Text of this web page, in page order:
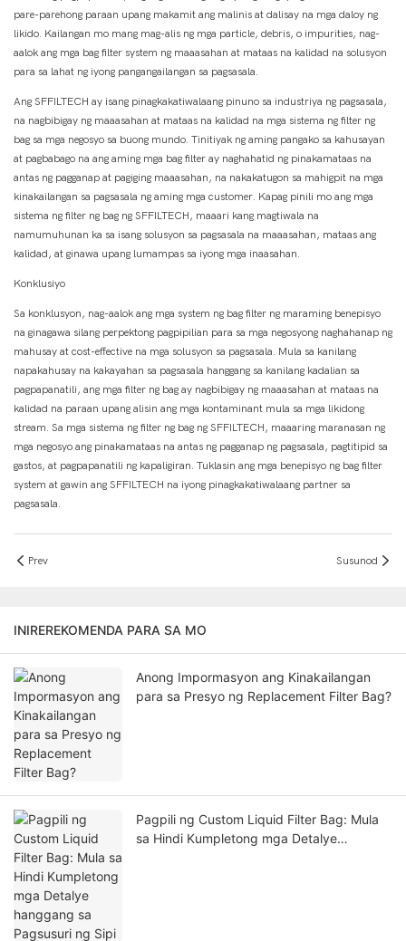
pare-parehong paraan upang makamit ang malinis at dalisay na mga daloy ng
likido. Kailangan mo mang mag-alis ng mga particle, debris, o impurities, nag-
aalok ang mga bag filter system ng maaasahan at mataas na kalidad na solusyon
para sa lahat ng iyong pangangailangan sa pagsasala.
Ang SFFILTECH ay isang pinagkakatiwalaang pinuno sa industriya ng pagsasala,
na nagbibigay ng maaasahan at mataas na kalidad na mga sistema ng filter ng
bag sa mga negosyo sa buong mundo. Tinitiyak ng aming pangako sa kahusayan
at pagbabago na ang aming mga bag filter ay naghahatid ng pinakamataas na
antas ng pagganap at pagiging maaasahan, na nakakatugon sa mahigpit na mga
kinakailangan sa pagsasala ng aming mga customer. Kapag pinili mo ang mga
sistema ng filter ng bag ng SFFILTECH, maaari kang magtiwala na
namumuhunan ka sa isang solusyon sa pagsasala na maaasahan, mataas ang
kalidad, at ginawa upang lumampas sa iyong mga inaasahan.
Konklusiyo
Sa konklusyon, nag-aalok ang mga system ng bag filter ng maraming benepisyo
na ginagawa silang perpektong pagpipilian para sa mga negosyong naghahanap ng
mahusay at cost-effective na mga solusyon sa pagsasala. Mula sa kanilang
napakahusay na kakayahan sa pagsasala hanggang sa kanilang kadalian sa
pagpapanatili, ang mga filter ng bag ay nagbibigay ng maaasahan at mataas na
kalidad na paraan upang alisin ang mga kontaminant mula sa mga likidong
stream. Sa mga sistema ng filter ng bag ng SFFILTECH, maaaring maranasan ng
mga negosyo ang pinakamataas na antas ng pagganap ng pagsasala, pagtitipid sa
gastos, at pagpapanatili ng kapaligiran. Tuklasin ang mga benepisyo ng bag filter
system at gawin ang SFFILTECH na iyong pinagkakatiwalaang partner sa
pagsasala.
Prev Susunod
INIREREKOMENDA PARA SA MO
Anong Impormasyon ang Kinakailangan
para sa Presyo ng Replacement Filter Bag?
Pagpili ng Custom Liquid Filter Bag: Mula
sa Hindi Kumpletong mga Detalye